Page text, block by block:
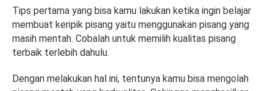
Tips pertama yang bisa kamu lakukan ketika ingin belajar
membuat keripik pisang yaitu menggunakan pisang yang
masih mentah. Cobalah untuk memilih kualitas pisang
terbaik terlebih dahulu.
Dengan melakukan hal ini, tentunya kamu bisa mengolah